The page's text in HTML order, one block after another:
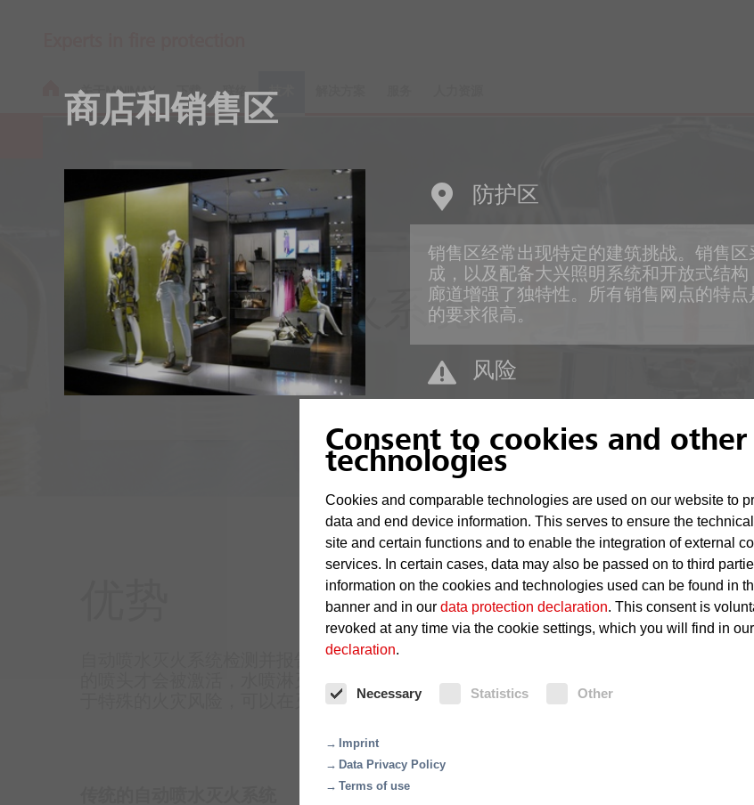
Consent to cookies and other
technologies
Cookies and comparable technologies are used on our website to
data and end device information. This serves to ensure the
site and certain functions and to enable the integration of external
services. In certain cases, data may also be passed on to third
information on the cookies and technologies used can be found in
banner and in our data protection declaration. This consent is
revoked at any time via the cookie settings, which you will find in our
declaration.
Necessary Statistics Other
Imprint
Data Privacy Policy
Terms of use
关于MINIMAX 下载 联络 技术
自动喷水灭火系统
普遍保护
自动喷水灭火系统检测并报告火灾，并自动启动灭火过程。选择性灭火的基本原则
的喷头才会被激活，水喷淋灭火立即开始，而其余喷头保持关闭状态。自动喷水灭火
于特殊的火灾风险，可以在灭火水中添加成膜发泡剂以增强灭火效果。
商店和销售区
防护区
销售区经常出现特定的建筑挑战。销售
成，以及配备大兴照明系统和开放式结
廊道增强了独特性。所有销售网点的特
的要求很高。
风险
大量的高度易燃品
照明设备存在缺陷
纵火
消防
Undercover sprinklers are especially
harmoniously and inconspicuously into a
between reliable fire protection and the
for prestigious shops and sales floors.